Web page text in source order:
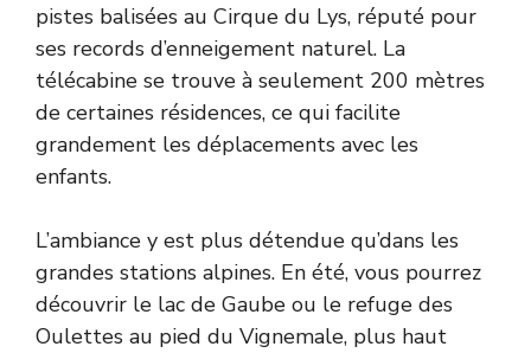
pistes balisées au Cirque du Lys, réputé pour
ses records d’enneigement naturel. La
télécabine se trouve à seulement 200 mètres
de certaines résidences, ce qui facilite
grandement les déplacements avec les
enfants.
L’ambiance y est plus détendue qu’dans les
grandes stations alpines. En été, vous pourrez
découvrir le lac de Gaube ou le refuge des
Oulettes au pied du Vignemale, plus haut